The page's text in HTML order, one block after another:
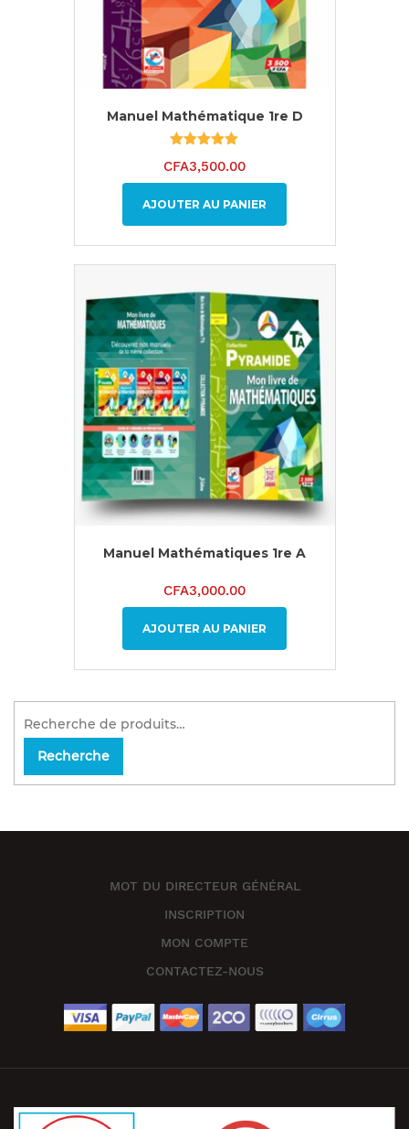
Manuel Mathématique 1re D
5.00
sur 5
CFA3,500.00
AJOUTER AU PANIER
Manuel Mathématiques 1re A
CFA3,000.00
AJOUTER AU PANIER
Recherche
MOT DU DIRECTEUR GÉNÉRAL
INSCRIPTION
MON COMPTE
CONTACTEZ-NOUS